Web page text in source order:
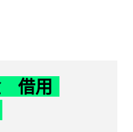
借用